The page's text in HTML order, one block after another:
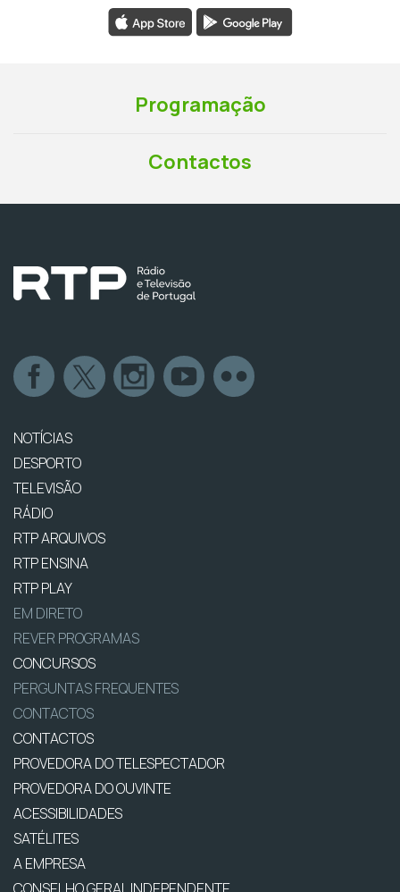
Programação
Contactos
NOTÍCIAS
DESPORTO
TELEVISÃO
RÁDIO
RTP ARQUIVOS
RTP ENSINA
RTP PLAY
EM DIRETO
REVER PROGRAMAS
CONCURSOS
PERGUNTAS FREQUENTES
CONTACTOS
CONTACTOS
PROVEDORA DO TELESPECTADOR
PROVEDORA DO OUVINTE
ACESSIBILIDADES
SATÉLITES
A EMPRESA